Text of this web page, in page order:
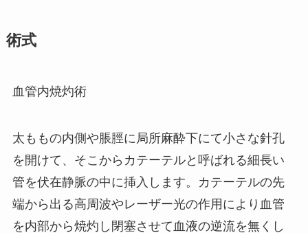
術式
血管内焼灼術
太ももの内側や脹脛に局所麻酔下にて小さな針孔
を開けて、そこからカテーテルと呼ばれる細長い
管を伏在静脈の中に挿入します。カテーテルの先
端から出る高周波やレーザー光の作用により血管
を内部から焼灼し閉塞させて血液の逆流を無くし